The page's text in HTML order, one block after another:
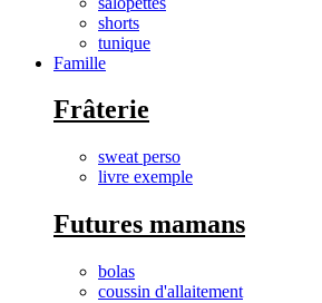
shorts
tunique
Famille
Frâterie
sweat perso
livre exemple
Futures mamans
bolas
coussin d'allaitement